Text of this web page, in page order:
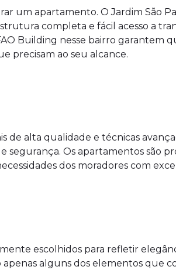
um apartamento. O Jardim São
completa e fácil acesso a
Building nesse bairro garantem
precisam ao seu alcance.
de alta qualidade e técnicas
segurança. Os apartamentos são
dos moradores com
escolhidos para refletir
apenas alguns dos elementos que